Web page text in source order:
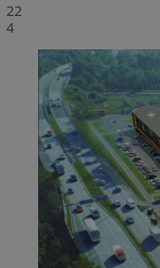
22
4